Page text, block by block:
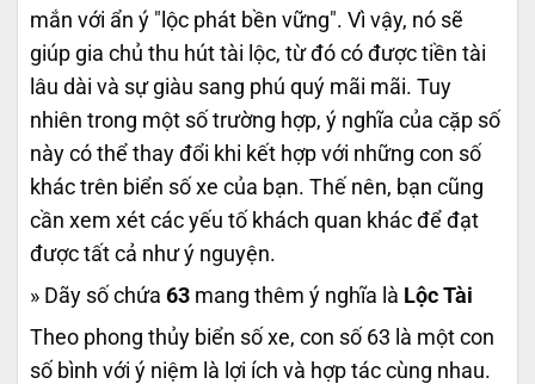
mắn với ẩn ý "lộc phát bền vững". Vì vậy, nó sẽ
giúp gia chủ thu hút tài lộc, từ đó có được tiền tài
lâu dài và sự giàu sang phú quý mãi mãi. Tuy
nhiên trong một số trường hợp, ý nghĩa của cặp số
này có thể thay đổi khi kết hợp với những con số
khác trên biển số xe của bạn. Thế nên, bạn cũng
cần xem xét các yếu tố khách quan khác để đạt
được tất cả như ý nguyện.
» Dãy số chứa 63 mang thêm ý nghĩa là Lộc Tài
Theo phong thủy biển số xe, con số 63 là một con
số bình với ý niệm là lợi ích và hợp tác cùng nhau.